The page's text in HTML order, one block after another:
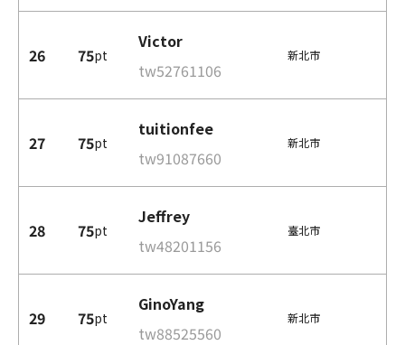
26 75pt
Victor
tw52761106
新北市
27 75pt
tuitionfee
tw91087660
新北市
28 75pt
Jeffrey
tw48201156
臺北市
29 75pt
GinoYang
tw88525560
新北市